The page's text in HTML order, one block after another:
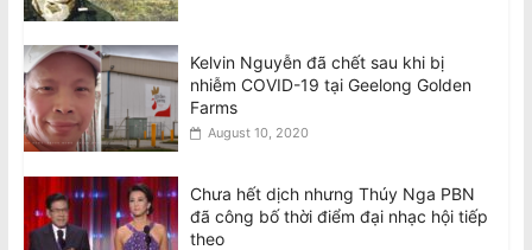
Kelvin Nguyễn đã chết sau khi bị
nhiễm COVID-19 tại Geelong Golden
Farms
August 10, 2020
Chưa hết dịch nhưng Thúy Nga PBN
đã công bố thời điểm đại nhạc hội tiếp
theo